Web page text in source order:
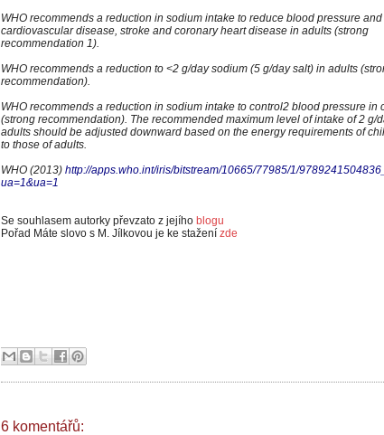
WHO recommends a reduction in sodium intake to reduce blood pressure and
cardiovascular disease, stroke and coronary heart disease in adults (strong
recommendation 1).
WHO recommends a reduction to <2 g/day sodium (5 g/day salt) in adults
recommendation).
WHO recommends a reduction in sodium intake to control2 blood pressure in
(strong recommendation). The recommended maximum level of intake of 2 g/
adults should be adjusted downward based on the energy requirements of
to those of adults.
WHO (2013) http://apps.who.int/iris/bitstream/10665/77985/1/
ua=1&ua=1
Se souhlasem autorky převzato z jejího blogu
Pořad Máte slovo s M. Jílkovou je ke stažení zde
6 komentářů: